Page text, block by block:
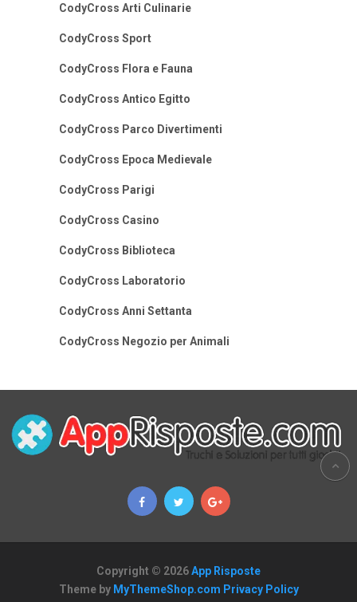
CodyCross Arti Culinarie
CodyCross Sport
CodyCross Flora e Fauna
CodyCross Antico Egitto
CodyCross Parco Divertimenti
CodyCross Epoca Medievale
CodyCross Parigi
CodyCross Casino
CodyCross Biblioteca
CodyCross Laboratorio
CodyCross Anni Settanta
CodyCross Negozio per Animali
Copyright © 2026App Risposte
Theme by MyThemeShop.com Privacy Policy